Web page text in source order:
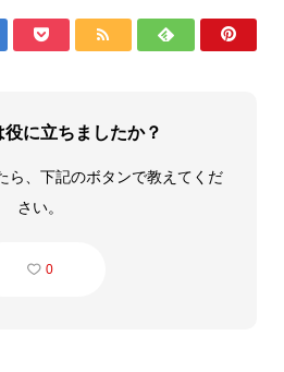
   
役に立ちましたか？
ら、下記のボタンで教えてくだ
さい。
0